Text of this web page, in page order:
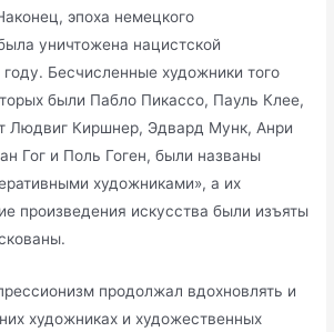
эпоха немецкого
уничтожена нацистской
Бесчисленные художники того
были Пабло Пикассо, Пауль Клее,
Людвиг Киршнер, Эдвард Мунк, Анри
Гог и Поль Гоген, были названы
художниками», а их
произведения искусства были изъяты
продолжал вдохновлять и
художниках и художественных